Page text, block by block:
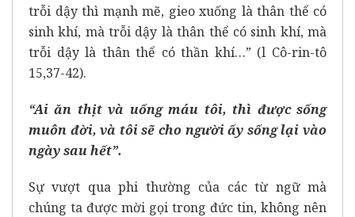
trỗi dậy thì mạnh mẽ, gieo xuống là thân thể có
sinh khí, mà trỗi dậy là thân thể có sinh khí, mà
trỗi dậy là thân thể có thần khí…” (l Cô-rin-tô
15,37-42).
“Ai ăn thịt và uống máu tôi, thì được sống
muôn đời, và tôi sẽ cho người ấy sống lại vào
ngày sau hết”.
Sự vượt qua phi thường của các từ ngữ mà
chúng ta được mời gọi trong đức tin, không nên